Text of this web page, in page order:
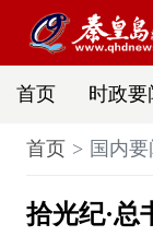
首页 时政要
首页 国内要
拾光纪·总